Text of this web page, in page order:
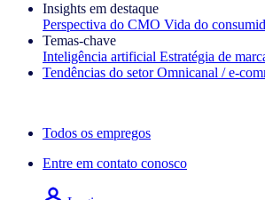
Insights em destaque
Perspectiva do CMO Vida do
Temas‑chave
Inteligência artificial Estratégia de
Tendências do setor Omnicanal /
Todos os empregos
Entre em contato conosco